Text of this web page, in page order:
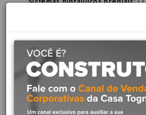
Conexão de tubos PEX:Ele é
de diâmetro nominal 16mm e
3/4".
Vantagens:
Vedação perfeita:O anel de
com um material resistente e durável,